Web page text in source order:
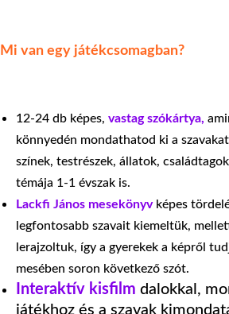
Mi van egy játékcsomagban?
12-24 db képes, vastag szókártya,
könnyedén mondathatod ki a
színek, testrészek, állatok,
témája 1-1 évszak is.
Lackfi János mesekönyvképes
legfontosabb szavait kiemeltük,
lerajzoltuk, így a gyerekek a képről
mesében soron következő szót.
Interaktív kisfilm dalokkal,
játékhoz és a szavak